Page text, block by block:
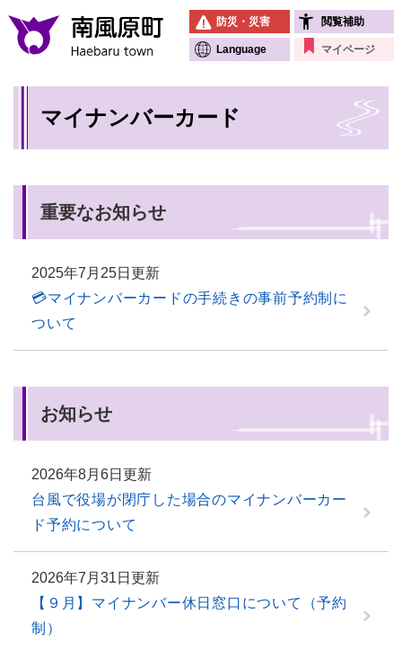
メニューを飛ばして本文へ
防災・災害 閲覧補助
Language マイページ
マイナンバーカード
重要なお知らせ
2025年7月25日更新
💳マイナンバーカードの手続きの事前予約制に
ついて
お知らせ
2026年8月6日更新
台風で役場が閉庁した場合のマイナンバーカー
ド予約について
2026年7月31日更新
【９月】マイナンバー休日窓口について（予約
制）